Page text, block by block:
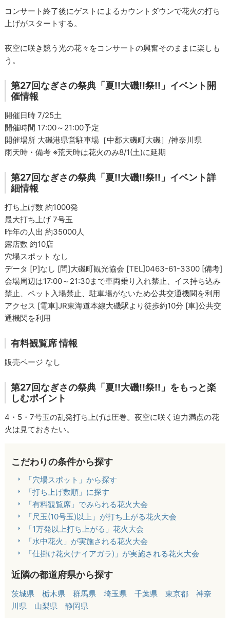
コンサート終了後にゲストによるカウントダウンで花火の打ち
上げがスタートする。
夜空に咲き競う光の花々をコンサートの興奮そのままに楽しも
う。
第27回なぎさの祭典「夏!!大磯!!祭!!」イベント開
催情報
開催日時 7/25土
開催時間 17:00～21:00予定
開催場所 大磯港県営駐車場［中郡大磯町大磯］/神奈川県
雨天時・備考 ※荒天時は花火のみ8/1(土)に延期
第27回なぎさの祭典「夏!!大磯!!祭!!」イベント詳
細情報
打ち上げ数 約1000発
最大打ち上げ 7号玉
昨年の人出 約35000人
露店数 約10店
穴場スポット なし
データ [P]なし [問]大磯町観光協会 [TEL]0463-61-3300 [備考]
会場周辺は17:00～21:30まで車両乗り入れ禁止、イス持ち込み
禁止、ペット入場禁止、駐車場がないため公共交通機関を利用
アクセス [電車]JR東海道本線大磯駅より徒歩約10分 [車]公共交
通機関を利用
有料観覧席 情報
販売ページ なし
第27回なぎさの祭典「夏!!大磯!!祭!!」をもっと楽
しむポイント
4・5・7号玉の乱発打ち上げは圧巻。夜空に咲く迫力満点の花
火は見ておきたい。
こだわりの条件から探す
「穴場スポット」から探す
「打ち上げ数順」に探す
「有料観覧席」でみられる花火大会
「尺玉(10号玉)以上」が打ち上がる花火大会
「1万発以上打ち上がる」花火大会
「水中花火」が実施される花火大会
「仕掛け花火(ナイアガラ)」が実施される花火大会
近隣の都道府県から探す
茨城県 栃木県 群馬県 埼玉県 千葉県 東京都
神奈
川県
山梨県 静岡県